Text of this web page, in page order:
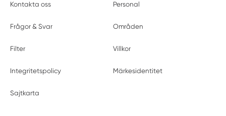
Kontakta oss Personal
Frågor & Svar Områden
Filter Villkor
Integritetspolicy Märkesidentitet
Sajtkarta